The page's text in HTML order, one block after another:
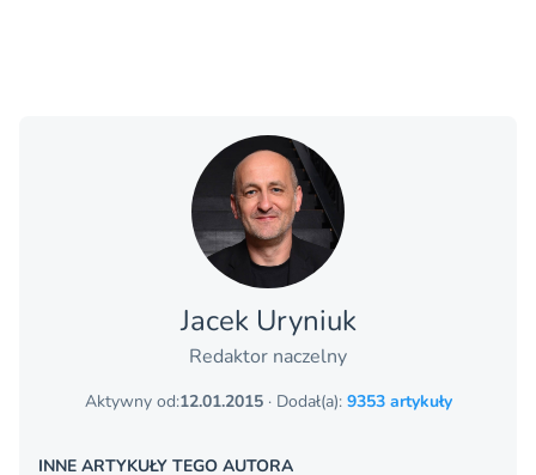
Jacek Uryniuk
Redaktor naczelny
Aktywny od:12.01.2015· Dodał(a): 9353 artykuły
INNE ARTYKUŁY TEGO AUTORA